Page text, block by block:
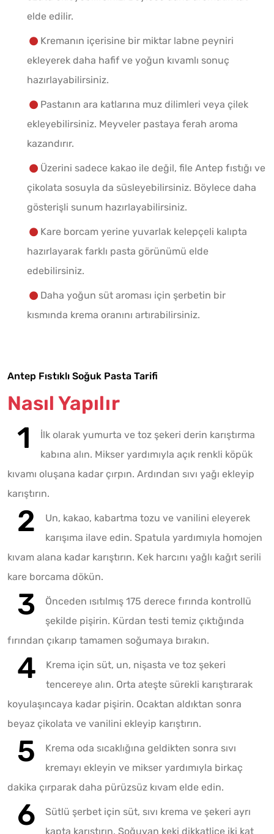
elde edilir.
Kremanın içerisine bir miktar labne peyniri
ekleyerek daha hafif ve yoğun kıvamlı sonuç
hazırlayabilirsiniz.
Pastanın ara katlarına muz dilimleri veya çilek
ekleyebilirsiniz. Meyveler pastaya ferah aroma
kazandırır.
Üzerini sadece kakao ile değil, file Antep fıstığı ve
çikolata sosuyla da süsleyebilirsiniz. Böylece daha
gösterişli sunum hazırlayabilirsiniz.
Kare borcam yerine yuvarlak kelepçeli kalıpta
hazırlayarak farklı pasta görünümü elde
edebilirsiniz.
Daha yoğun süt aroması için şerbetin bir
kısmında krema oranını artırabilirsiniz.
Antep Fıstıklı Soğuk Pasta Tarifi
Nasıl Yapılır
İlk olarak yumurta ve toz şekeri derin karıştırma
kabına alın. Mikser yardımıyla açık renkli köpük
kıvamı oluşana kadar çırpın. Ardından sıvı yağı ekleyip
karıştırın.
Un, kakao, kabartma tozu ve vanilini eleyerek
karışıma ilave edin. Spatula yardımıyla homojen
kıvam alana kadar karıştırın. Kek harcını yağlı kağıt serili
kare borcama dökün.
Önceden ısıtılmış 175 derece fırında kontrollü
şekilde pişirin. Kürdan testi temiz çıktığında
fırından çıkarıp tamamen soğumaya bırakın.
Krema için süt, un, nişasta ve toz şekeri
tencereye alın. Orta ateşte sürekli karıştırarak
koyulaşıncaya kadar pişirin. Ocaktan aldıktan sonra
beyaz çikolata ve vanilini ekleyip karıştırın.
Krema oda sıcaklığına geldikten sonra sıvı
kremayı ekleyin ve mikser yardımıyla birkaç
dakika çırparak daha pürüzsüz kıvam elde edin.
Sütlü şerbet için süt, sıvı krema ve şekeri ayrı
kapta karıştırın. Soğuyan keki dikkatlice iki kat